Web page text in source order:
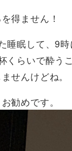
得ません！
睡眠して、9
くらいで酔う
せんけどね。
勧めです。